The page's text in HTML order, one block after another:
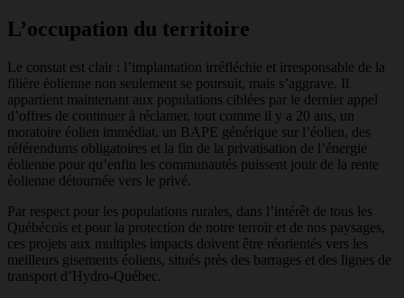
L’occupation du territoire
Le constat est clair : l’implantation irréfléchie et irresponsable de la
filière éolienne non seulement se poursuit, mais s’aggrave. Il
appartient maintenant aux populations ciblées par le dernier appel
d’offres de continuer à réclamer, tout comme il y a 20 ans, un
moratoire éolien immédiat, un BAPE générique sur l’éolien, des
référendums obligatoires et la fin de la privatisation de l’énergie
éolienne pour qu’enfin les communautés puissent jouir de la rente
éolienne détournée vers le privé.
Par respect pour les populations rurales, dans l’intérêt de tous les
Québécois et pour la protection de notre terroir et de nos paysages,
ces projets aux multiples impacts doivent être réorientés vers les
meilleurs gisements éoliens, situés près des barrages et des lignes de
transport d’Hydro-Québec.